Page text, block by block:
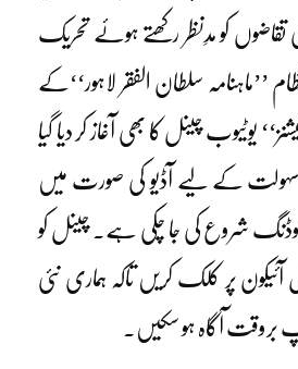
کو مدِنظر رکھتے ہوئے تحریک
’’ماہنامہ سلطان الفقر لاہور‘‘کے
یوٹیوب چینل کا بھی آغاز کر دیا گیا
سہولت کے لیے آڈیو کی صورت میں
شروع کی جا چکی ہے۔ چینل کو
پر کلک کریں تاکہ ہماری نئی
بروقت آگاہ ہو سکیں۔